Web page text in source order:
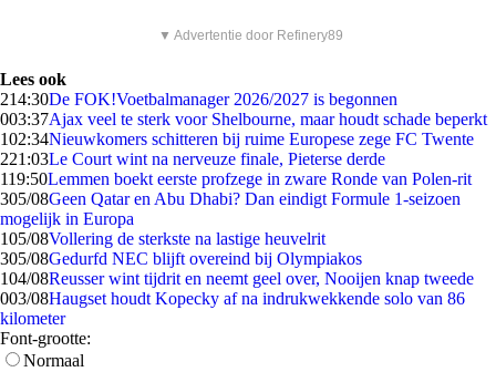
▼ Advertentie door Refinery89
Lees ook
214:30De FOK!Voetbalmanager 2026/2027 is begonnen
003:37Ajax veel te sterk voor Shelbourne, maar houdt schade beperkt
102:34Nieuwkomers schitteren bij ruime Europese zege FC Twente
221:03Le Court wint na nerveuze finale, Pieterse derde
119:50Lemmen boekt eerste profzege in zware Ronde van Polen-rit
305/08Geen Qatar en Abu Dhabi? Dan eindigt Formule 1-seizoen
mogelijk in Europa
105/08Vollering de sterkste na lastige heuvelrit
305/08Gedurfd NEC blijft overeind bij Olympiakos
104/08Reusser wint tijdrit en neemt geel over, Nooijen knap tweede
003/08Haugset houdt Kopecky af na indrukwekkende solo van 86
kilometer
Font-grootte:
Normaal